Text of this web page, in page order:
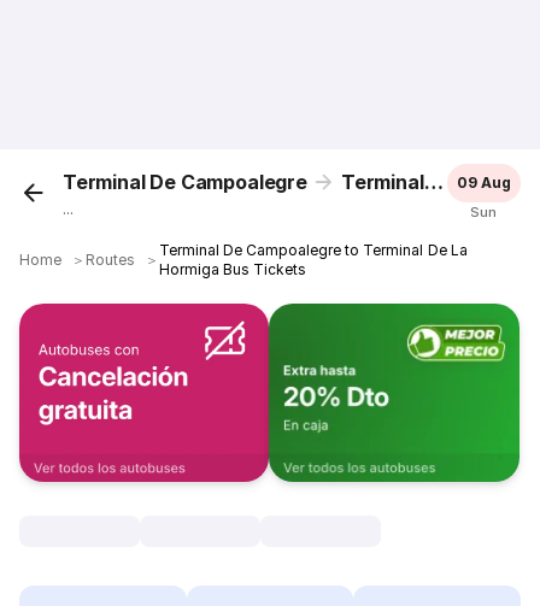
Terminal De Campoalegre Terminal De La Hormiga
...
09 Aug
Sun
Home ＞ Routes ＞
Terminal De Campoalegre to Terminal De La
Hormiga Bus Tickets